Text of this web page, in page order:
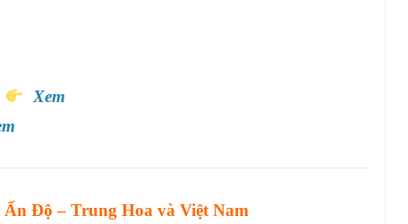
Xem
Độ – Trung Hoa và Việt Nam